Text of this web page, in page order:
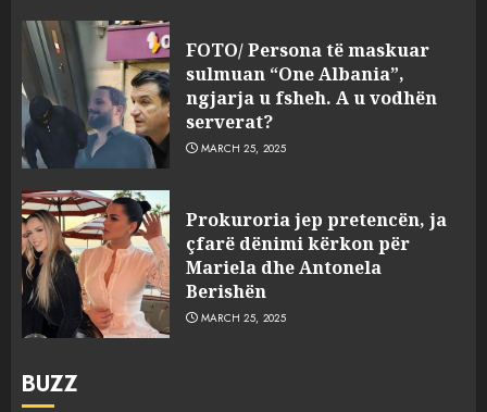
FOTO/ Persona të maskuar
sulmuan “One Albania”,
ngjarja u fsheh. A u vodhën
serverat?
MARCH 25, 2025
Prokuroria jep pretencën, ja
çfarë dënimi kërkon për
Mariela dhe Antonela
Berishën
MARCH 25, 2025
BUZZ